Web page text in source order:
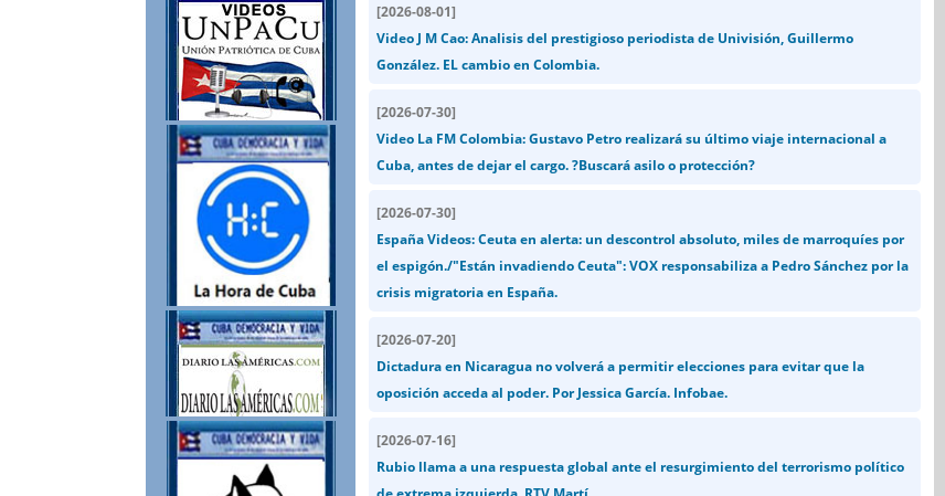
[2026-08-01]
Video J M Cao: Analisis del prestigioso periodista de Univisión, Guillermo
González. EL cambio en Colombia.
[2026-07-30]
Video La FM Colombia: Gustavo Petro realizará su último viaje internacional a
Cuba, antes de dejar el cargo. ?Buscará asilo o protección?
[2026-07-30]
España Videos: Ceuta en alerta: un descontrol absoluto, miles de marroquíes por
el espigón./"Están invadiendo Ceuta": VOX responsabiliza a Pedro Sánchez por la
crisis migratoria en España.
[2026-07-20]
Dictadura en Nicaragua no volverá a permitir elecciones para evitar que la
oposición acceda al poder. Por Jessica García. Infobae.
[2026-07-16]
Rubio llama a una respuesta global ante el resurgimiento del terrorismo político